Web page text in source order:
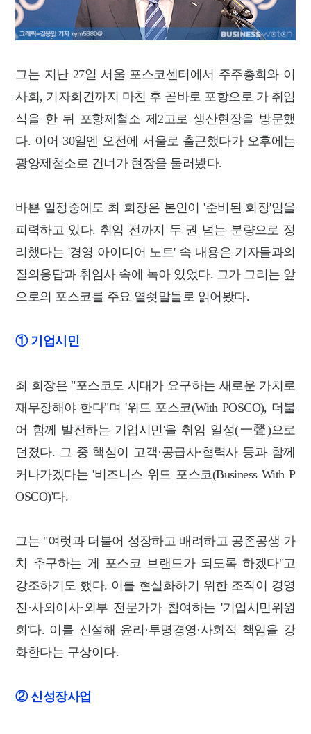
그는 지난 27일 서울 포스코센터에서 주주총회와 이
사회, 기자회견까지 마친 후 곧바로 포항으로 가 취임
식을 한 뒤 포항제철소 제2고로 생산현장을 방문했
다. 이어 30일엔 오전에 서울로 출근했다가 오후에는
광양제철소로 건너가 현장을 둘러봤다.
바쁜 일정중에도 최 회장은 본인이 '준비된 회장'임을
피력하고 있다. 취임 전까지 두 권 넘는 분량으로 정
리했다는 '경영 아이디어 노트' 속 내용은 기자들과의
질의응답과 취임사 속에 녹아 있었다. 그가 그리는 앞
으로의 포스코를 주요 열쇳말들로 읽어봤다.
① 기업시민
최 회장은 "포스코도 시대가 요구하는 새로운 가치로
재무장해야 한다"며 '위드 포스코(With POSCO), 더불
어 함께 발전하는 기업시민'을 취임 일성(一聲)으로
던졌다. 그 중 핵심이 고객·공급사·협력사 등과 함께
커나가겠다는 '비즈니스 위드 포스코(Business With P
OSCO)'다.
그는 "여럿과 더불어 성장하고 배려하고 공존공생 가
치 추구하는 게 포스코 브랜드가 되도록 하겠다"고
강조하기도 했다. 이를 현실화하기 위한 조직이 경영
진·사외이사·외부 전문가가 참여하는 '기업시민위원
회'다. 이를 신설해 윤리·투명경영·사회적 책임을 강
화한다는 구상이다.
② 신성장사업